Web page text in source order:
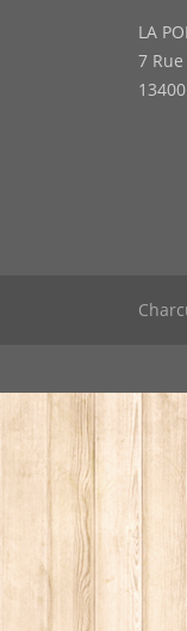
LA
7